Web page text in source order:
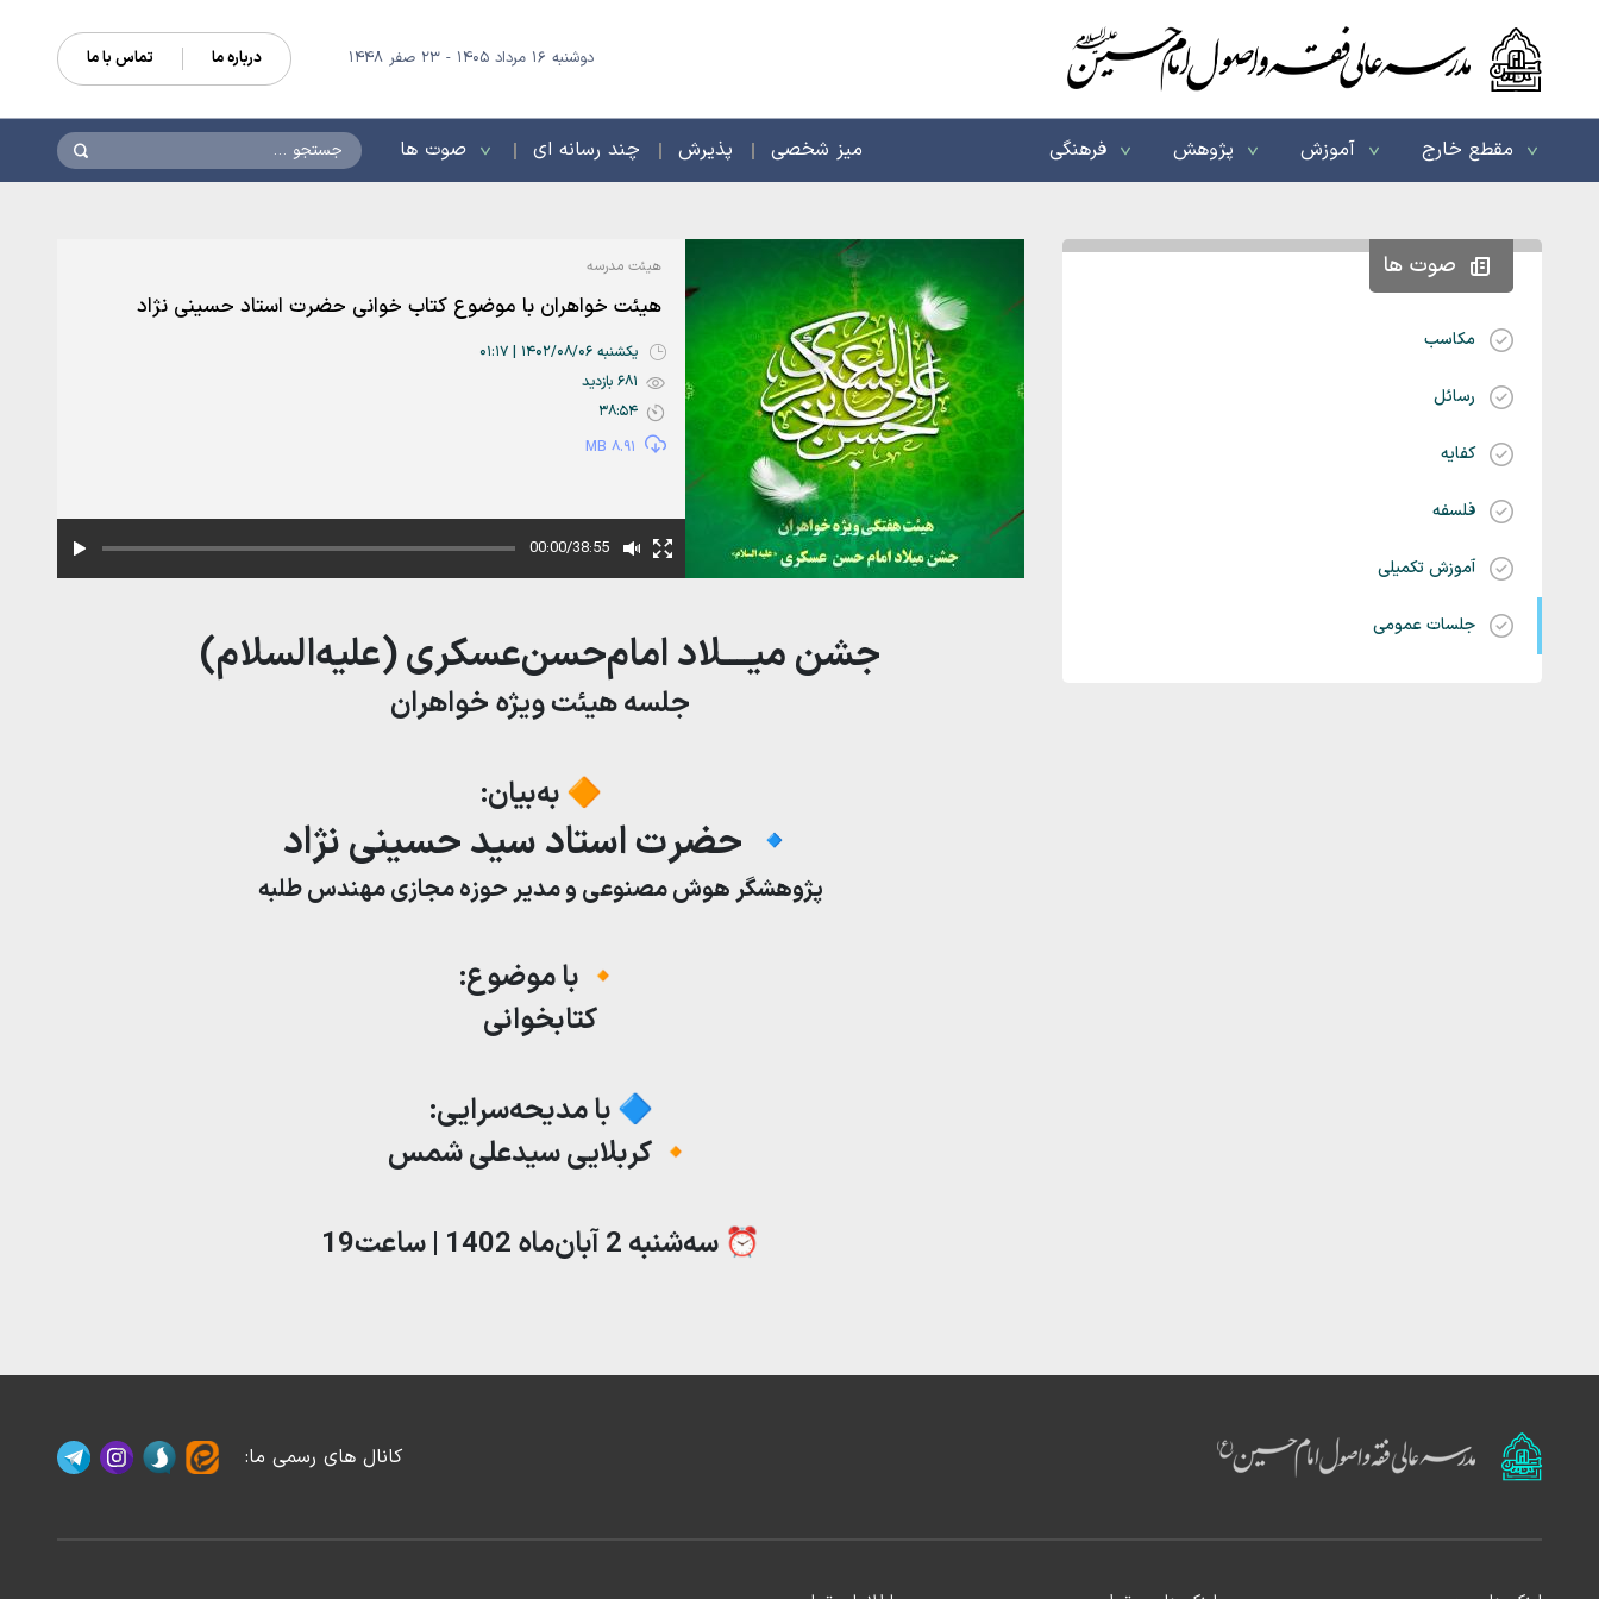
دوشنبه 16 مرداد 1405 - 23 صفر 1448 درباره ما تماس با ما
مقطع خارج آموزش پژوهش فرهنگی میز شخصی پذیرش چند رسانه ای صوت ها جستجو
صوت ها
مکاسب
رسائل
کفایه
فلسفه
آموزش تکمیلی
جلسات عمومی
هیئت مدرسه
هیئت خواهران با موضوع کتاب خوانی حضرت استاد حسینی نژاد
یکشنبه 1402/08/06 | 01:17
681 بازدید
38:54
8.91 MB
00:00/38:55
جشن میــــلاد امام‌حسن‌عسکری (علیه‌السلام)
جلسه هیئت ویژه خواهران
🔶 به‌بیان:
🔹 حضرت استاد سید حسینی نژاد
پژوهشگر هوش مصنوعی و مدیر حوزه مجازی مهندس طلبه
🔸 با موضوع:
کتابخوانی
🔷 با مدیحه‌سرایی:
🔸 کربلایی سیدعلی شمس
⏰ سه‌شنبه 2 آبان‌ماه 1402 | ساعت19
کانال های رسمی ما: